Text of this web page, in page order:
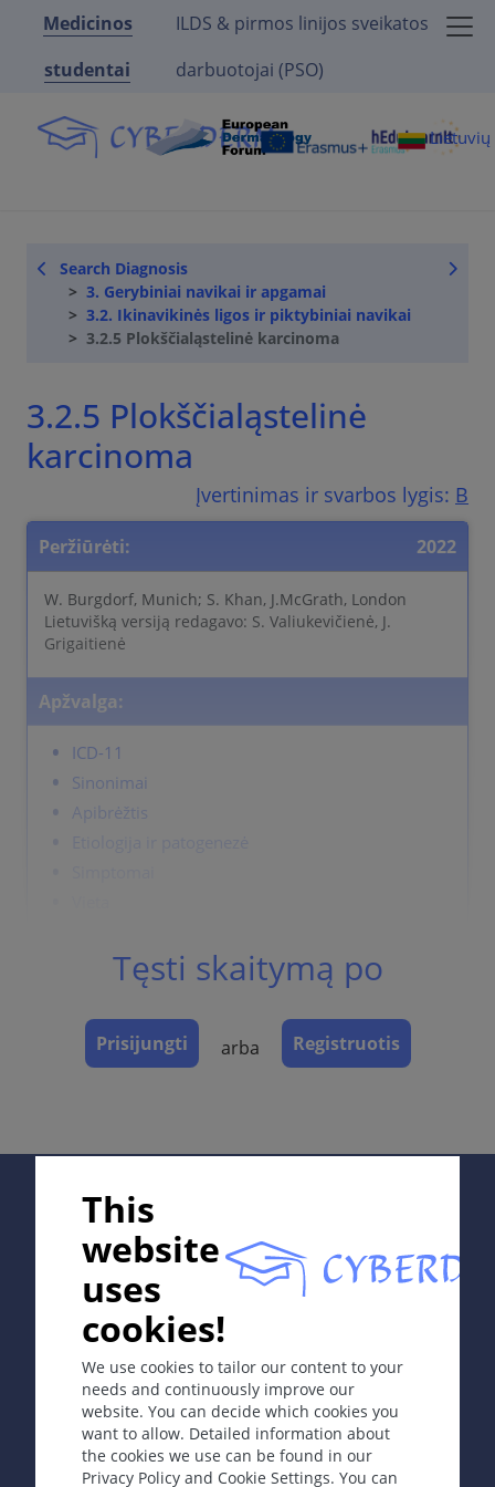
Medicinos
studentai
ILDS & pirmos linijos sveikatos
darbuotojai (PSO)
Lietuvių
Search Diagnosis
3. Gerybiniai navikai ir apgamai
3.2. Ikinavikinės ligos ir piktybiniai navikai
3.2.5 Plokščialąstelinė karcinoma
3.2.5 Plokščialąstelinė
karcinoma
Įvertinimas ir svarbos lygis: B
Peržiūrėti: 2022
W. Burgdorf, Munich; S. Khan, J.McGrath, London
Lietuvišką versiją redagavo: S. Valiukevičienė, J.
Grigaitienė
Apžvalga:
ICD-11
Sinonimai
Apibrėžtis
Differential Diagnosis
Gydymas
Sinonimai
Epidermoid carcinoma.
Piktybinis keratinocitų navikas, galintis metastazuoti.
Sergamumas 30–50 / 100 000 per metus.
Etiologija ir patogenezė
Atsiranda anksčiau pažeistoje odoje: ultravioletinės
spinduliuotės, jonizuojančiosios spinduliuotės,
arseno, dervos, suodžių, keloidų, ŽPV. Pirmtakai:
Tęsti skaitymą po
Prisijungti arba Registruotis
This
website
uses
cookies!
We use cookies to tailor our content to your
needs and continuously improve our
website. You can decide which cookies you
want to allow. Detailed information about
the cookies we use can be found in our
Privacy Policy and Cookie Settings. You can
In collaboration with Erasmus+ hEduLearnIt editorial
Copyright © 2003-2026 CYBERDERM Editorial Group
Founding Editor Guenter Burg, M.D. - Concept and
Coordination by Vahid Djamei, Zurich